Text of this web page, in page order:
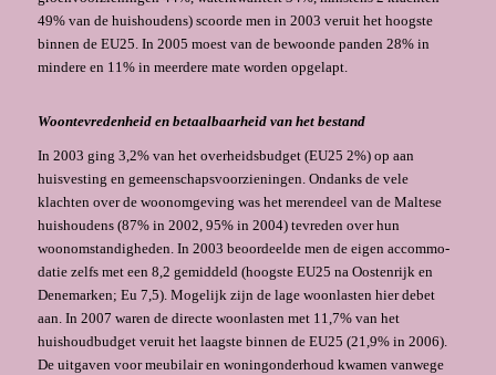
49% van de huishoudens) scoorde men in 2003 veruit het hoogste
binnen de EU25. In 2005 moest van de bewoonde panden 28% in
mindere en 11% in meerdere mate worden opgelapt.
Woontevredenheid en betaalbaarheid van het bestand
In 2003 ging 3,2% van het overheidsbud­get (EU25 2%) op aan
huisvesting en gemeenschapsvoorzienin­gen. Ondanks de vele
klachten over de woonomgeving was het merendeel van de Maltese
huishou­dens (87% in 2002, 95% in 2004) te­vreden over hun
woonomstandigheden. In 2003 beoor­deelde men de eigen accommo­
datie zelfs met een 8,2 gemiddeld (hoogste EU25 na Oostenrijk en
Denemarken; Eu 7,5). Mogelijk zijn de lage woonlasten hier debet
aan. In 2007 waren de directe woonlasten met 11,7% van het
huishoudbudget veruit het laagste binnen de EU25 (21,9% in 2006).
De uitgaven voor meubilair en woningonderhoud kwamen vanwege